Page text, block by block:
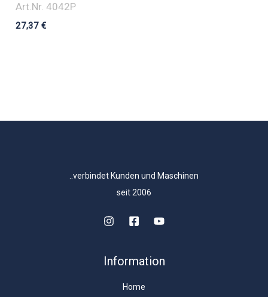
Art.Nr. 4042P
27,37€
..verbindet Kunden und Maschinen
seit 2006
Information
Home